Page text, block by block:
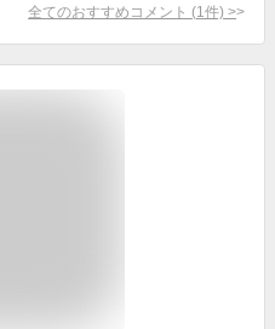
全てのおすすめコメント (1 件) >